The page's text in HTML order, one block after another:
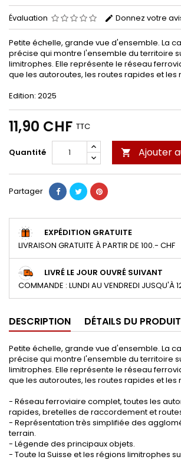
Évaluation Donnez votre
Petite échelle, grande vue d'ensemble. La
précise qui montre l'ensemble du territoire
limitrophes. Elle représente le réseau
que les autoroutes, les routes rapides et les
Edition: 2025
11,90 CHF TTC
Quantité  Ajouter
Partager
EXPÉDITION GRATUITE
LIVRAISON GRATUITE À PARTIR DE 100.- CHF
LIVRÉ LE JOUR OUVRÉ SUIVANT
COMMANDE : LUNDI AU VENDREDI JUSQU'À
DESCRIPTION DÉTAILS DU PRODUIT
Petite échelle, grande vue d'ensemble. La
précise qui montre l'ensemble du territoire
limitrophes. Elle représente le réseau
que les autoroutes, les routes rapides et les
- Réseau ferroviaire complet, toutes les
rapides, bretelles de raccordement et
- Représentation très simplifiée des
terrain.
- Légende des principaux objets.
- Toute la Suisse et les régions limitrophes